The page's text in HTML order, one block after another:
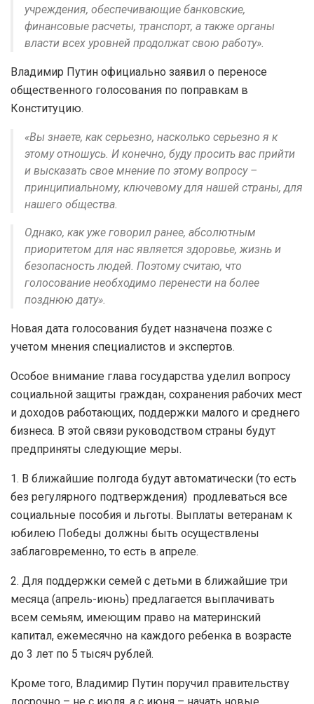
учреждения, обеспечивающие банковские,
финансовые расчеты, транспорт, а также органы
власти всех уровней продолжат свою работу».
Владимир Путин официально заявил о переносе
общественного голосования по поправкам в
Конституцию.
«Вы знаете, как серьезно, насколько серьезно я к
этому отношусь. И конечно, буду просить вас прийти
и высказать свое мнение по этому вопросу –
принципиальному, ключевому для нашей страны, для
нашего общества.
Однако, как уже говорил ранее, абсолютным
приоритетом для нас является здоровье, жизнь и
безопасность людей. Поэтому считаю, что
голосование необходимо перенести на более
позднюю дату».
Новая дата голосования будет назначена позже с
учетом мнения специалистов и экспертов.
Особое внимание глава государства уделил вопросу
социальной защиты граждан, сохранения рабочих мест
и доходов работающих, поддержки малого и среднего
бизнеса. В этой связи руководством страны будут
предприняты следующие меры.
1. В ближайшие полгода будут автоматически (то есть
без регулярного подтверждения) продлеваться все
социальные пособия и льготы. Выплаты ветеранам к
юбилею Победы должны быть осуществлены
заблаговременно, то есть в апреле.
2. Для поддержки семей с детьми в ближайшие три
месяца (апрель-июнь) предлагается выплачивать
всем семьям, имеющим право на материнский
капитал, ежемесячно на каждого ребенка в возрасте
до 3 лет по 5 тысяч рублей.
Кроме того, Владимир Путин поручил правительству